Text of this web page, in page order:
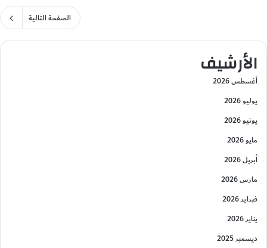
الصفحة التالية
الأرشيف
أغسطس 2026
يوليو 2026
يونيو 2026
مايو 2026
أبريل 2026
مارس 2026
فبراير 2026
يناير 2026
ديسمبر 2025